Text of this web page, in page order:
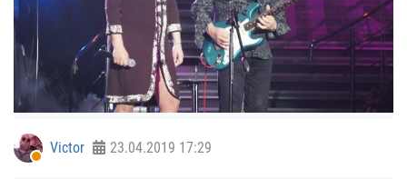
Victor 23.04.2019 17:29